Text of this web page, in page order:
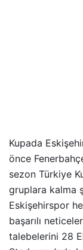
Kupada
önce
sezon Türkiye
gruplara kalma
Eskişehirspor
başarılı
talebelerini 28